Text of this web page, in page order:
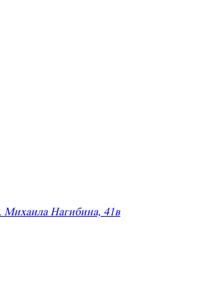
Михаила Нагибина, 41в